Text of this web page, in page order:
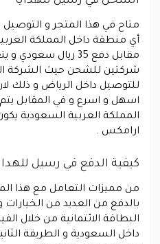
متاح في هذا المتجر و
أي منطقة داخل المملكة
مقابل دفع 35 ريال
شركتين للشحن حيث الشركة
للتوصيل داخل الرياض و ذلك
اسهل و اسرع و في المقابل
المملكة العربية السعودية
ارامكس .
كيفية الدفع في رسيل
من مميزات التعامل مع هذا
بالدفع من العديد من الخيارات
البطاقة الائتمانية من خلال
داخل السعودية و الطريقة